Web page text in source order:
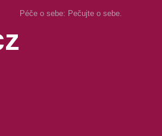
Péče o sebe: Pečujte o sebe.